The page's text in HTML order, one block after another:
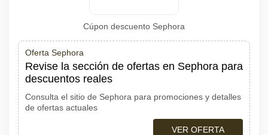
Cúpon descuento Sephora
Oferta Sephora
Revise la sección de ofertas en Sephora para
descuentos reales
Consulta el sitio de Sephora para promociones y detalles
de ofertas actuales
VER OFERTA